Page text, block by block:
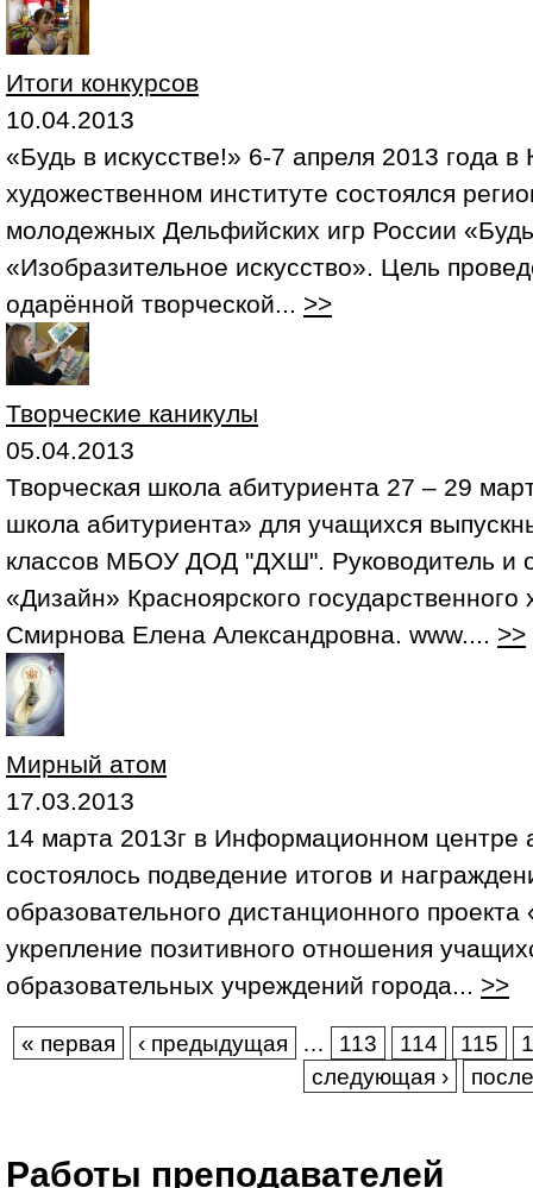
Итоги конкурсов
10.04.2013
«Будь в искусстве!» 6-7 апреля 2013 года
художественном институте состоялся
молодежных Дельфийских игр России
«Изобразительное искусство». Цель
одарённой творческой... >>
Творческие каникулы
05.04.2013
Творческая школа абитуриента 27 – 29
школа абитуриента» для учащихся
классов МБОУ ДОД "ДХШ". Руководитель и
«Дизайн» Красноярского государственного
Смирнова Елена Александровна. www.... >>
Мирный атом
17.03.2013
14 марта 2013г в Информационном центре
состоялось подведение итогов и
образовательного дистанционного
укрепление позитивного отношения
образовательных учреждений города... >>
Страницы
« первая ‹ предыдущая … 113 114 115
следующая ›
Работы преподавателей